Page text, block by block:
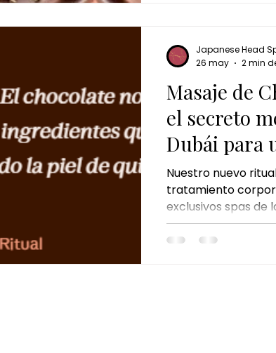
experiencia llega a
Head Spa como
Masaje de
el secreto
Dubái para
Nuestro nuevo
tratamiento
exclusivos spas de
combina
chocolate
Japanese Head
26 may
2 min